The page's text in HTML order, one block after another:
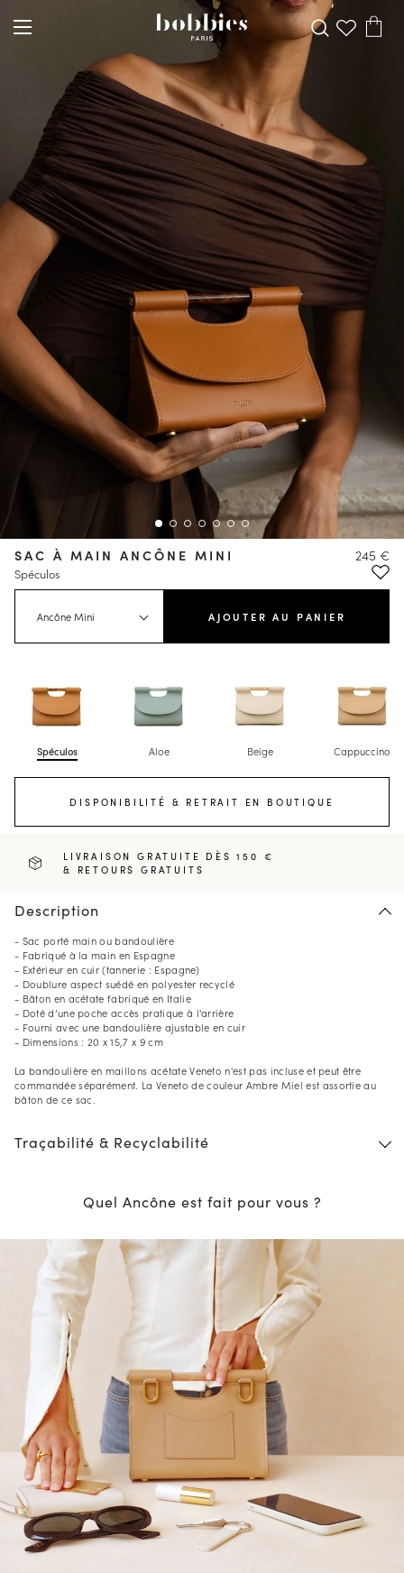
SAC À MAIN ANCÔNE MINI
Spéculos
245 €
Ancône Mini AJOUTER AU PANIER
Spéculos Aloe Beige Cappuccino
DISPONIBILITÉ & RETRAIT EN BOUTIQUE
LIVRAISON GRATUITE DÈS 150 €
& RETOURS GRATUITS
Description
- Sac porté main ou bandoulière
- Fabriqué à la main en Espagne
- Extérieur en cuir (tannerie : Espagne)
- Doublure aspect suédé en polyester recyclé
- Bâton en acétate fabriqué en Italie
- Doté d’une poche accès pratique à l'arrière
- Fourni avec une bandoulière ajustable en cuir
- Dimensions : 20 x 15,7 x 9 cm
La bandoulière en maillons acétate Veneto n'est pas incluse et peut être
commandée séparément. La Veneto de couleur Ambre Miel est assortie au
bâton de ce sac.
Traçabilité & Recyclabilité
Quel Ancône est fait pour vous ?